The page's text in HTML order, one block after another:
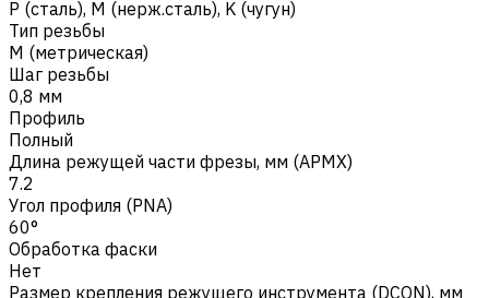
Р (сталь), M (нерж.сталь), K (чугун)
Тип резьбы
M (метрическая)
Шаг резьбы
0,8 мм
Профиль
Полный
Длина режущей части фрезы, мм (APMX)
7.2
Угол профиля (PNA)
60°
Обработка фаски
Нет
Размер крепления режущего инструмента (DCON), мм